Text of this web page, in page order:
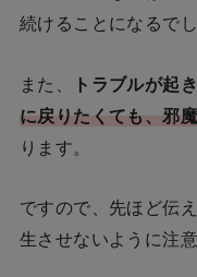
続けることになるでし
また、 トラブルが起
に戻りたくても、邪
ります。
ですので、先ほど伝
生させないように注